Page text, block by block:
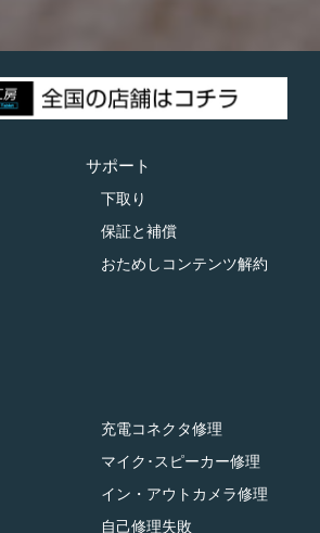
サポート
下取り
保証と補償
おためしコンテンツ解約
充電コネクタ修理
マイク･スピーカー修理
イン・アウトカメラ修理
自己修理失敗